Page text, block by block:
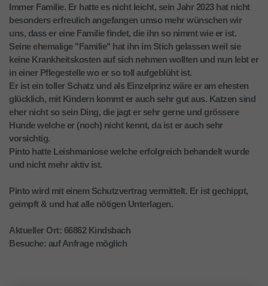
Immer Familie. Er hatte es nicht leicht, sein Jahr 2023 hat nicht
besonders erfreulich angefangen umso mehr wünschen wir
uns, dass er eine Familie findet, die ihn so nimmt wie er ist.
Seine ehemalige "Familie" hat ihn im Stich gelassen weil sie
keine Krankheitskosten auf sich nehmen wollten und nun lebt er
in einer Pflegestelle wo er so toll aufgeblüht ist.
Er ist ein toller Schatz und als Einzelprinz wäre er am ehesten
glücklich, mit Kindern kommt er auch sehr gut aus. Katzen sind
eher nicht so sein Ding, die jagt er sehr gerne und grössere
Hunde welche er (noch) nicht kennt, da ist er auch sehr
vorsichtig.
Pinto hatte Leishmaniose welche erfolgreich behandelt wurde
und nicht mehr aktiv ist.
Pinto wird mit einem Schutzvertrag vermittelt. Er ist gechippt,
geimpft & und hat alle nötigen Unterlagen.
Aktueller Ort: 66862 Kindsbach
Besuche: auf Anfrage möglich